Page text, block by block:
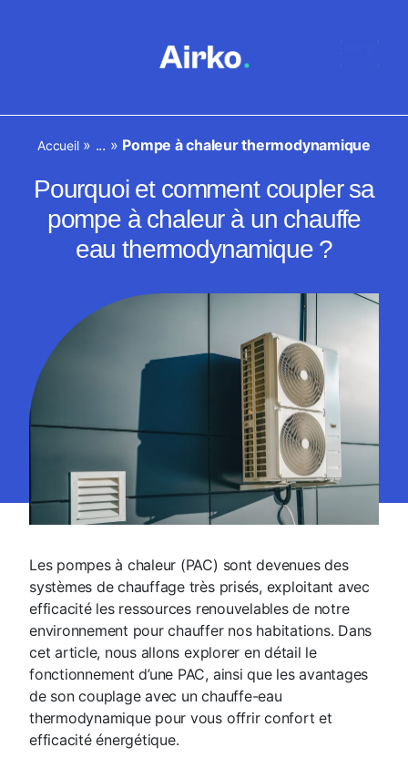
Accueil» ... » Pompe à chaleur thermodynamique
Pourquoi et comment coupler sa
pompe à chaleur à un chauffe
eau thermodynamique ?
Les pompes à chaleur (PAC) sont devenues des
systèmes de chauffage très prisés, exploitant avec
efficacité les ressources renouvelables de notre
environnement pour chauffer nos habitations. Dans
cet article, nous allons explorer en détail le
fonctionnement d’une PAC, ainsi que les avantages
de son couplage avec un chauffe-eau
thermodynamique pour vous offrir confort et
efficacité énergétique.